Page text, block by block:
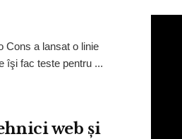
Cons a lansat o linie
îşi fac teste pentru ...
web și